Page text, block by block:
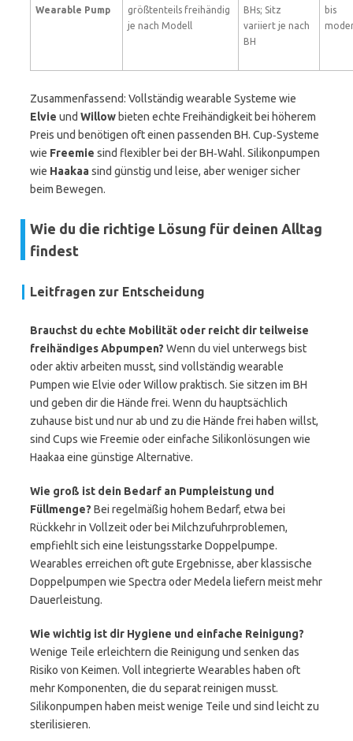
Wearable Pump
größtenteils freihändig
je nach Modell
BHs; Sitz
variiert je nach
BH
bis
Zusammenfassend: Vollständig wearable Systeme wie
Elvie und Willow bieten echte Freihändigkeit bei höherem
Preis und benötigen oft einen passenden BH. Cup‑Systeme
wie Freemie sind flexibler bei der BH‑Wahl. Silikonpumpen
wie Haakaasind günstig und leise, aber weniger sicher
beim Bewegen.
Wie du die richtige Lösung für deinen Alltag
findest
Leitfragen zur Entscheidung
Brauchst du echte Mobilität oder reicht dir teilweise
freihändiges Abpumpen? Wenn du viel unterwegs bist
oder aktiv arbeiten musst, sind vollständig wearable
Pumpen wie Elvie oder Willow praktisch. Sie sitzen im BH
und geben dir die Hände frei. Wenn du hauptsächlich
zuhause bist und nur ab und zu die Hände frei haben willst,
sind Cups wie Freemie oder einfache Silikonlösungen wie
Haakaa eine günstige Alternative.
Wie groß ist dein Bedarf an Pumpleistung und
Füllmenge? Bei regelmäßig hohem Bedarf, etwa bei
Rückkehr in Vollzeit oder bei Milchzufuhrproblemen,
empfiehlt sich eine leistungsstarke Doppelpumpe.
Wearables erreichen oft gute Ergebnisse, aber klassische
Doppelpumpen wie Spectra oder Medela liefern meist mehr
Dauerleistung.
Wie wichtig ist dir Hygiene und einfache Reinigung?
Wenige Teile erleichtern die Reinigung und senken das
Risiko von Keimen. Voll integrierte Wearables haben oft
mehr Komponenten, die du separat reinigen musst.
Silikonpumpen haben meist wenige Teile und sind leicht zu
sterilisieren.